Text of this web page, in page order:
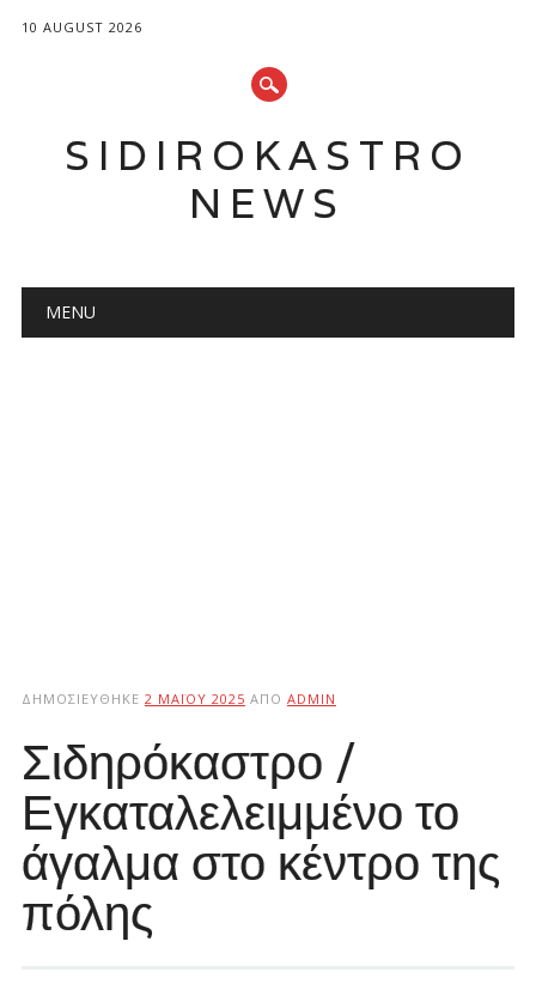
10 AUGUST 2026
SIDIROKASTRO
NEWS
Main menu
MENU
ΔΗΜΟΣΙΕΎΘΗΚΕ 2 ΜΑΪ́ΟΥ 2025 ΑΠΌ ADMIN
Σιδηρόκαστρο /
Εγκαταλελειμμένο το
άγαλμα στο κέντρο της
πόλης